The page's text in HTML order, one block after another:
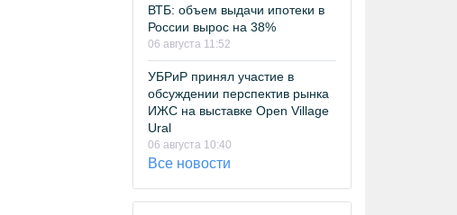
ВТБ: объем выдачи ипотеки в
России вырос на 38%
06 августа 11:52
УБРиР принял участие в
обсуждении перспектив рынка
ИЖС на выставке Open Village
Ural
06 августа 10:40
Все новости